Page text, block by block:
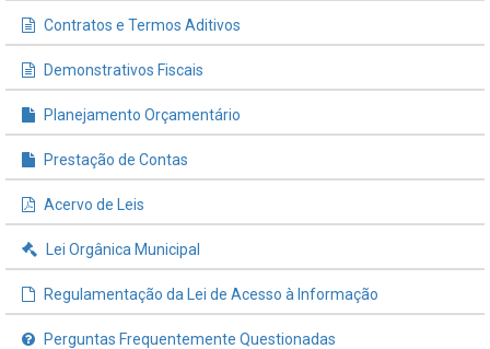
Contratos e Termos Aditivos
Demonstrativos Fiscais
Planejamento Orçamentário
Prestação de Contas
Acervo de Leis
Lei Orgânica Municipal
Regulamentação da Lei de Acesso à Informação
Perguntas Frequentemente Questionadas